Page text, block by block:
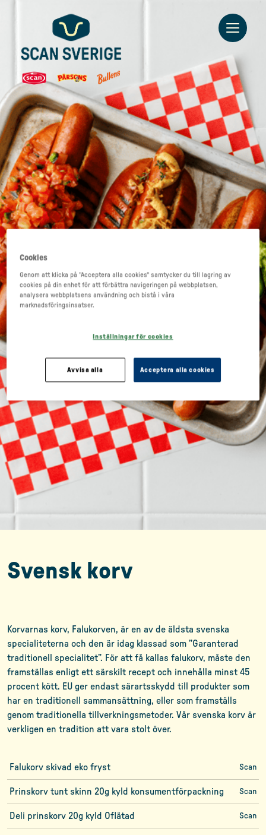
Svensk korv
Korvarnas korv, Falukorven, är en av de äldsta svenska
specialiteterna och den är idag klassad som ”Garanterad
traditionell specialitet”. För att få kallas falukorv, måste den
framställas enligt ett särskilt recept och innehålla minst 45
procent kött. EU ger endast särartsskydd till produkter som
har en traditionell sammansättning, eller som framställs
genom traditionella tillverkningsmetoder. Vår svenska korv är
verkligen en tradition att vara stolt över.
Falukorv skivad eko fryst Scan
Prinskorv tunt skinn 20g kyld konsumentförpackning Scan
Deli prinskorv 20g kyld Oflätad Scan
Cookies
Genom att klicka på "Acceptera alla cookies" samtycker du till lagring av
cookies på din enhet för att förbättra navigeringen på webbplatsen,
analysera webbplatsens användning och bistå i våra
marknadsföringsinsatser.
Inställningar för cookies
Avvisa alla Acceptera alla cookies